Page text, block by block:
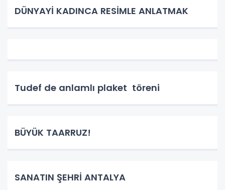
DÜNYAYİ KADINCA RESİMLE ANLATMAK
Tudef de anlamlı plaket töreni
BÜYÜK TAARRUZ!
SANATIN ŞEHRİ ANTALYA